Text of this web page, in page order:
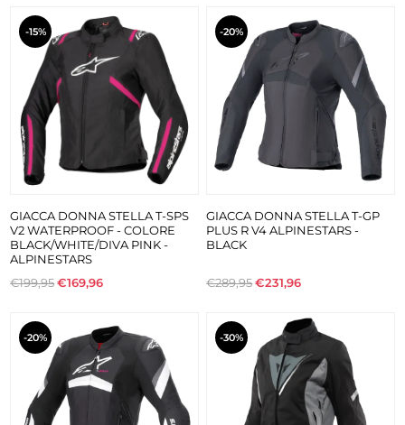
-15%
GIACCA DONNA STELLA T-SPS
V2 WATERPROOF - COLORE
BLACK/WHITE/DIVA PINK -
ALPINESTARS
€199,95€169,96
-20%
GIACCA DONNA STELLA T-GP
PLUS R V4 ALPINESTARS -
BLACK
€289,95€231,96
-20% -30%